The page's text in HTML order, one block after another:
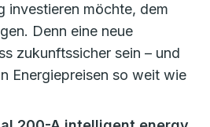
investieren möchte, dem
Denn eine neue
zukunftssicher sein – und
Energiepreisen so weit wie